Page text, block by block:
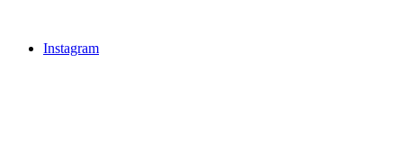
Instagram